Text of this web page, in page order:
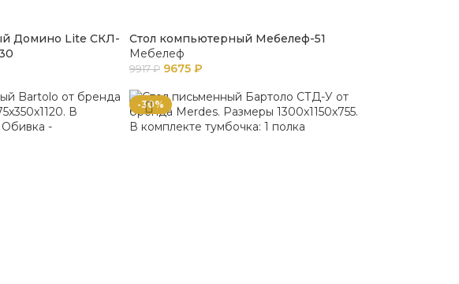
Домино Lite СКЛ-
Стол компьютерный Мебелеф-51
Мебелеф
9917₽ 9675 ₽
-30%